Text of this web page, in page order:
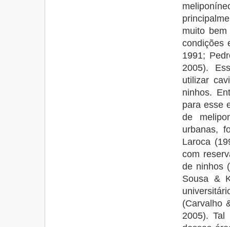
muito
condições
1991;
2005).
utilizar
ninhos.
para esse
de
urbanas,
Laroca
com
de ninhos
Sousa &
(Carvalho
2005). Tal